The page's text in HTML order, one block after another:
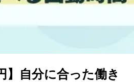
】自分に合った働き